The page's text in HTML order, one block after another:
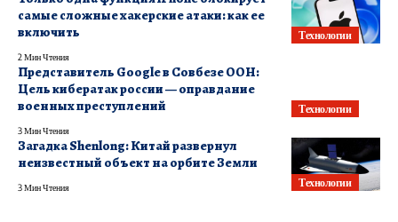
Технологии
самые сложные хакерские атаки: как ее
включить
2 Мин Чтения
Технологии
Представитель Google в Совбезе ООН:
Цель кибератак россии — оправдание
военных преступлений
3 Мин Чтения
Технологии
Загадка Shenlong: Китай развернул
неизвестный объект на орбите Земли
3 Мин Чтения